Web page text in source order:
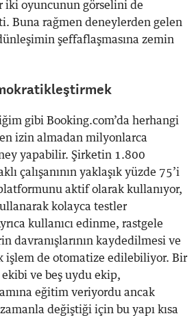
iki oyuncunun görselini de
Buna rağmen deneylerden gelen
şeffaflaşmasına zemin
gibi Booking.com’da herhangi
izin almadan milyonlarca
yapabilir. Şirketin 1.800
çalışanının yaklaşık yüzde 75’i
aktif olarak kullanıyor,
kolayca testler
kullanıcı edinme, rastgele
davranışlarının kaydedilmesi ve
işlem de otomatize edilebiliyor. Bir
ve beş uydu ekip,
eğitim veriyordu ancak
değiştiği için bu yapı kısa